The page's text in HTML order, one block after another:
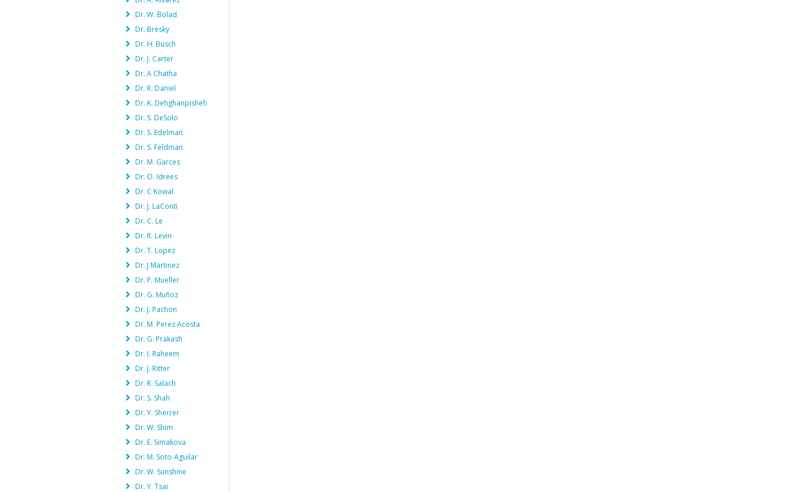
Dr. W. Bolad
Dr. Bresky
Dr. H. Busch
Dr. J. Carter
Dr. A Chatha
Dr. R. Daniel
Dr. K. Dehghanpisheh
Dr. S. DeSolo
Dr. S. Edelman
Dr. S. Feldman
Dr. M. Garces
Dr. O. Idrees
Dr. C Kowal
Dr. J. LaConti
Dr. C. Le
Dr. R. Levin
Dr. T. Lopez
Dr. J Martinez
Dr. P. Mueller
Dr. G. Muñoz
Dr. J. Pachon
Dr. M. Perez Acosta
Dr. G. Prakash
Dr. I. Raheem
Dr. J. Ritter
Dr. R. Salach
Dr. S. Shah
Dr. Y. Sherrer
Dr. W. Shim
Dr. E. Simakova
Dr. M. Soto-Aguilar
Dr. W. Sunshine
Dr. Y. Tsai